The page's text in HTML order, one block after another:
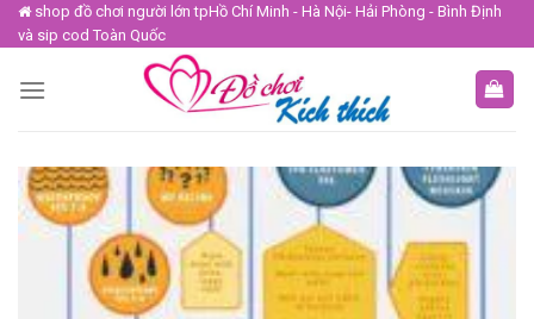
Skip
to
shop đồ chơi người lớn tpHồ Chí Minh - Hà Nội- Hải Phòng - Bình Định
và sip cod Toàn Quốc